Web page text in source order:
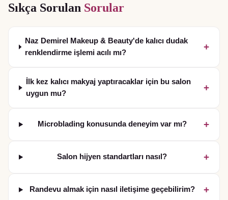
Sıkça Sorulan Sorular
Naz Demirel Makeup & Beauty'de kalıcı dudak
renklendirme işlemi acılı mı?
+
İlk kez kalıcı makyaj yaptıracaklar için bu salon
uygun mu?
+
Microblading konusunda deneyim var mı? +
Salon hijyen standartları nasıl? +
Randevu almak için nasıl iletişime geçebilirim? +